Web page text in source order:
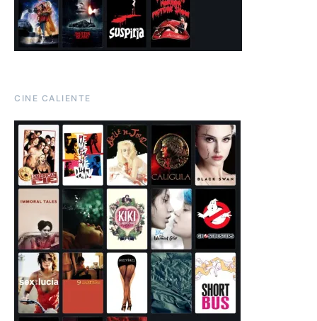
CINE CALIENTE